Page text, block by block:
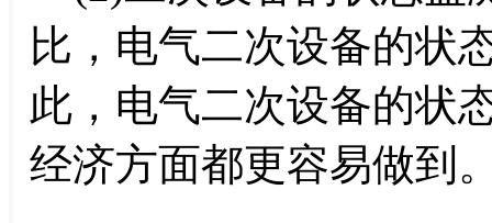
比，电气二次设备的状
此，电气二次设备的状
经济方面都更容易做到